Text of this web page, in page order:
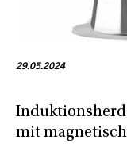
29.05.2024
mit